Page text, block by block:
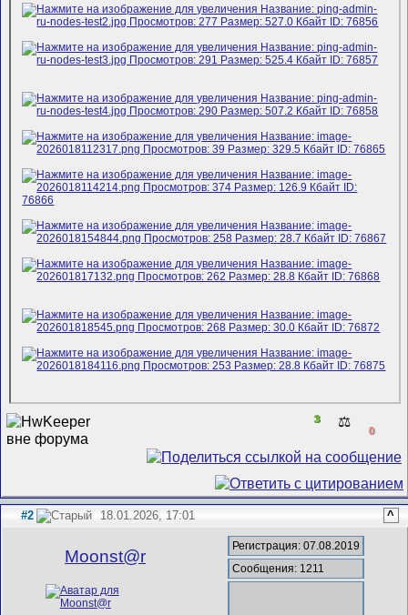
3 ⚖️
0
#2 18.01.2026, 17:01 ^
Mооnst@r
Регистрация: 07.08.2019
Сообщения: 1211